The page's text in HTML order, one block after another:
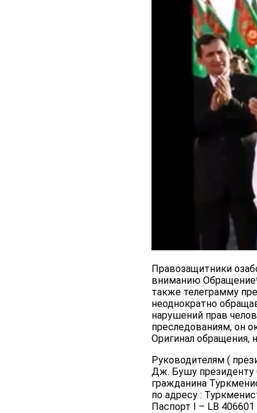
Правозащитники
вниманию
также телеграмму
неоднократно
нарушений прав
преследованиям, он
Оригинал обращения,
Руководителям (
Дж. Бушу президенту
гражданина
по адресу :
Паспорт І – LB